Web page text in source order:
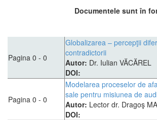
Documentele sunt în
Pagina 0 - 0
Globalizarea – percepţii
contradictorii
Autor: Dr. Iulian VĂCĂREL
DOI:
Pagina 0 - 0
Modelarea proceselor de
sale pentru misiunea de
Autor: Lector dr. Dragoş
DOI: